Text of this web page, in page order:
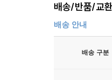
배송/반품/교
배송 안내
배송 구분